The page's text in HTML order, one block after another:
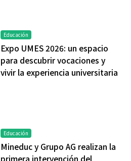
Educación
Expo UMES 2026: un espacio
para descubrir vocaciones y
vivir la experiencia universitaria
Educación
Mineduc y Grupo AG realizan la
primera intervención del